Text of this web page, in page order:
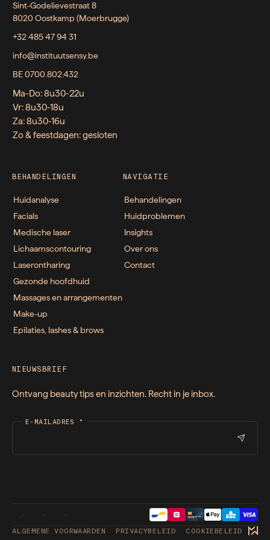
Sint-Godelievestraat 8
8020 Oostkamp (Moerbrugge)
+32 485 47 94 31
info@instituutsensy.be
BE 0700.802.432
Ma-Do: 8u30-22u
Vr: 8u30-18u
Za: 8u30-16u
Zo & feestdagen: gesloten
BEHANDELINGEN
Huidanalyse
Facials
Medische laser
Lichaamscontouring
Laserontharing
Gezonde hoofdhuid
Massages en arrangementen
Make-up
Epilaties, lashes & brows
NAVIGATIE
Behandelingen
Huidproblemen
Insights
Over ons
Contact
NIEUWSBRIEF
Ontvang beauty tips en inzichten. Recht in je inbox.
E-MAILADRES *
ALGEMENE VOORWAARDEN PRIVACYBELEID COOKIEBELEID